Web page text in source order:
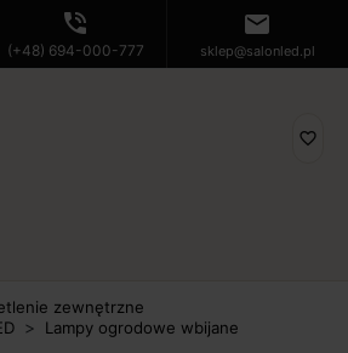
phone_in_talk
(+48) 694-000-777
mail
sklep@salonled.pl
favorite_border
zewnętrzne
Lampy ogrodowe wbijane